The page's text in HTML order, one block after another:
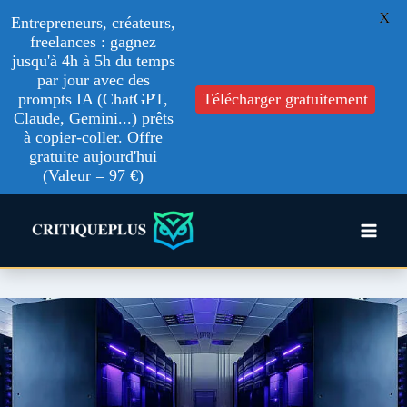
Entrepreneurs, créateurs,
freelances : gagnez
jusqu'à 4h à 5h du temps
par jour avec des
prompts IA (ChatGPT,
Claude, Gemini...) prêts
à copier-coller. Offre
gratuite aujourd'hui
(Valeur = 97 €)
Télécharger gratuitement
X